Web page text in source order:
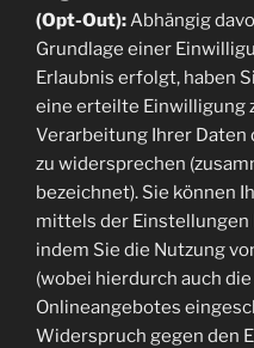
(Opt-Out): Abhängig
Grundlage einer
Erlaubnis erfolgt, haben
eine erteilte Einwilligung
Verarbeitung Ihrer Daten
zu widersprechen
bezeichnet). Sie können
mittels der Einstellungen
indem Sie die Nutzung
(wobei hierdurch auch
Onlineangebotes
Widerspruch gegen den